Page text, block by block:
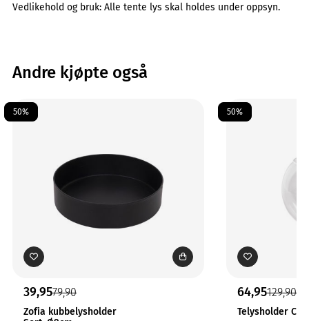
Vedlikehold og bruk: Alle tente lys skal holdes under oppsyn.
Andre kjøpte også
50%
39,9579,90
Zofia kubbelysholder
50%
64,95129,90
Telysholder